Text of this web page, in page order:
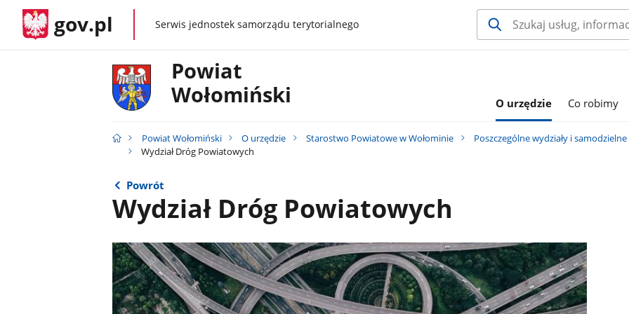
gov.pl gov.plSerwis jednostek samorządu terytorialnego
Powiat
Wołomiński
O urzędzie Co robimy
Powiat Wołomiński O urzędzie Starostwo Powiatowe w Wołominie
Poszczególne wydziały i
Wydział Dróg Powiatowych
Powrót
Wydział Dróg Powiatowych